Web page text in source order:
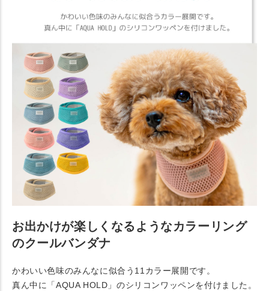
お出かけが楽しくなるようなカラーリング
のクールバンダナ
かわいい色味のみんなに似合う11カラー展開です。
真ん中に「AQUA HOLD」のシリコンワッペンを付けました。